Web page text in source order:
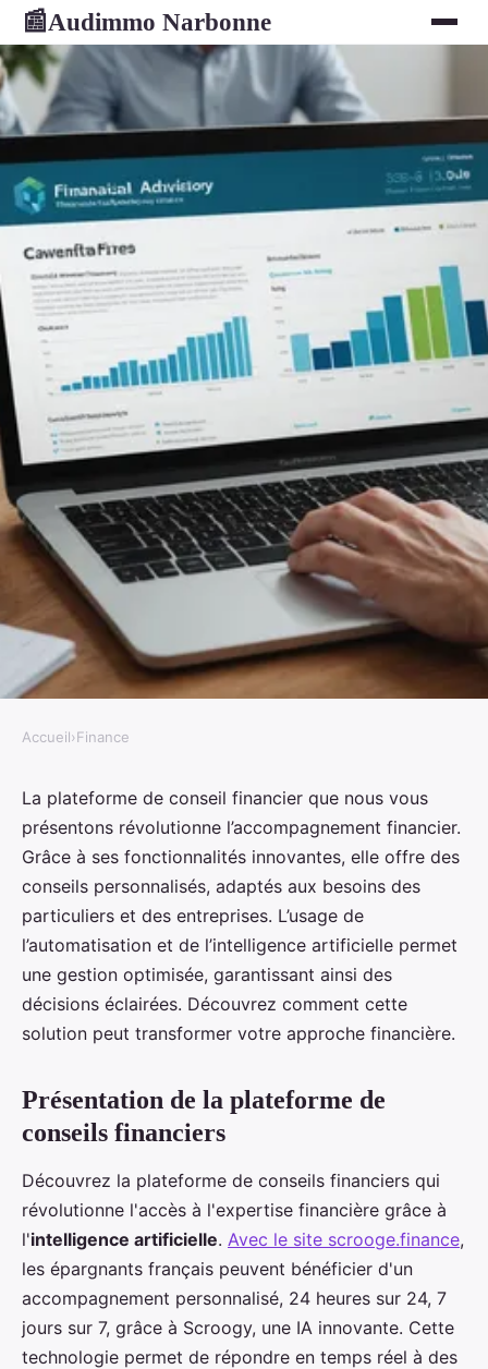
📰Audimmo Narbonne
Découvrez la plateforme de
conseil financier qui vous guide
efficacement
Noa•18 octobre 2024•3 min de lecture
Accueil›Finance
La plateforme de conseil financier que nous vous
présentons révolutionne l’accompagnement financier.
Grâce à ses fonctionnalités innovantes, elle offre des
conseils personnalisés, adaptés aux besoins des
particuliers et des entreprises. L’usage de
l’automatisation et de l’intelligence artificielle permet
une gestion optimisée, garantissant ainsi des
décisions éclairées. Découvrez comment cette
solution peut transformer votre approche financière.
Présentation de la plateforme de
conseils financiers
Découvrez la plateforme de conseils financiers qui
révolutionne l'accès à l'expertise financière grâce à
l'intelligence artificielle. Avec le site scrooge.finance,
les épargnants français peuvent bénéficier d'un
accompagnement personnalisé, 24 heures sur 24, 7
jours sur 7, grâce à Scroogy, une IA innovante. Cette
technologie permet de répondre en temps réel à des